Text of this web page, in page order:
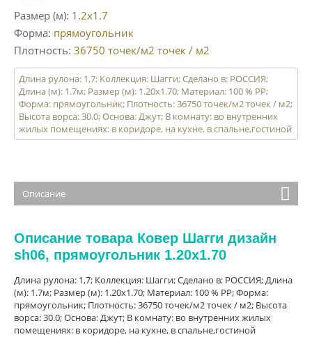
Размер (м) 1.2x1.7
Форма прямоугольник
Плотность 36750 точек/м2 точек / м2
Длина рулона: 1,7; Коллекция: Шагги; Сделано в: РОССИЯ;
Длина (м): 1.7м; Размер (м): 1.20x1.70; Материал: 100 % PP;
Форма: прямоугольник; Плотность: 36750 точек/м2 точек / м2;
Высота ворса: 30.0; Основа: Джут; В комнату: во внутренних
жилых помещениях: в коридоре, на кухне, в спальне,гостиной
Описание
Описание товара Ковер Шагги дизайн
sh06, прямоугольник 1.20x1.70
Длина рулона: 1,7; Коллекция: Шагги; Сделано в: РОССИЯ; Длина
(м): 1.7м; Размер (м): 1.20x1.70; Материал: 100 % PP; Форма:
прямоугольник; Плотность: 36750 точек/м2 точек / м2; Высота
ворса: 30.0; Основа: Джут; В комнату: во внутренних жилых
помещениях: в коридоре, на кухне, в спальне,гостиной